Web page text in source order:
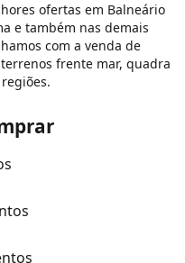
ofertas em Balneário
e também nas demais
com a venda de
frente mar, quadra